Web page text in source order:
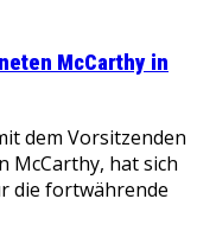
McCarthy in
dem Vorsitzenden
McCarthy, hat sich
die fortwährende